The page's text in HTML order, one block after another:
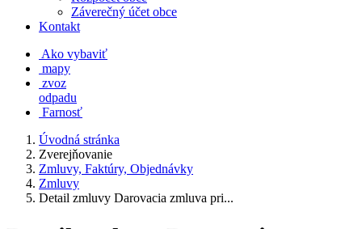
Záverečný účet obce
Kontakt
Ako vybaviť
mapy
zvoz
odpadu
Farnosť
Úvodná stránka
Zverejňovanie
Zmluvy, Faktúry, Objednávky
Zmluvy
Detail zmluvy Darovacia zmluva pri...